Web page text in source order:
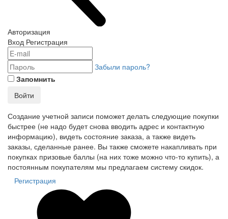
Авторизация
Вход Регистрация
Забыли пароль?
Запомнить
Войти
Создание учетной записи поможет делать следующие покупки
быстрее (не надо будет снова вводить адрес и контактную
информацию), видеть состояние заказа, а также видеть
заказы, сделанные ранее. Вы также сможете накапливать при
покупках призовые баллы (на них тоже можно что-то купить), а
постоянным покупателям мы предлагаем систему скидок.
Регистрация